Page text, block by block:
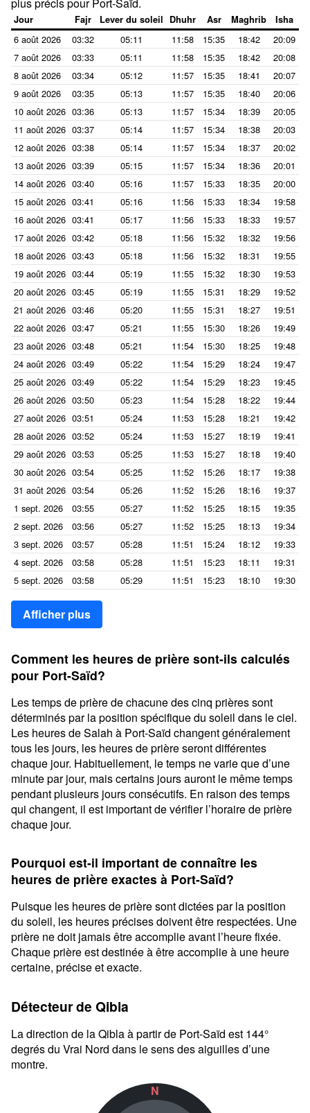
Jour Fajr Lever du soleil Dhuhr Asr Maghrib Isha
6 août 2026 03:32 05:11 11:58 15:35 18:42
20:09
7 août 2026
03:33 05:11 11:58 15:35 18:42
20:08
8 août 2026
03:34 05:12 11:57 15:35 18:41
20:07
9 août 2026
03:35 05:13 11:57 15:35 18:40
20:06
10 août 2026 03:36 05:13 11:57 15:34 18:39
20:05
11 août 2026 03:37 05:14 11:57 15:34 18:38
20:03
12 août 2026 03:38 05:14 11:57 15:34 18:37
20:02
13 août 2026 03:39 05:15 11:57 15:34 18:36
20:01
14 août 2026 03:40 05:16 11:57 15:33 18:35
20:00
15 août 2026 03:41 05:16 11:56 15:33 18:34
19:58
16 août 2026 03:41 05:17 11:56 15:33 18:33
19:57
17 août 2026 03:42 05:18 11:56 15:32 18:32
19:56
18 août 2026 03:43 05:18 11:56 15:32 18:31
19:55
19 août 2026 03:44 05:19 11:55 15:32 18:30
19:53
20 août 2026 03:45 05:19 11:55 15:31 18:29
19:52
21 août 2026 03:46 05:20 11:55 15:31 18:27
19:51
22 août 2026 03:47 05:21 11:55 15:30 18:26
19:49
23 août 2026 03:48 05:21 11:54 15:30 18:25
19:48
24 août 2026 03:49 05:22 11:54 15:29 18:24
19:47
25 août 2026 03:49 05:22 11:54 15:29 18:23
19:45
26 août 2026 03:50 05:23 11:54 15:28 18:22
19:44
27 août 2026 03:51 05:24 11:53 15:28 18:21
19:42
28 août 2026 03:52 05:24 11:53 15:27 18:19
19:41
29 août 2026 03:53 05:25 11:53 15:27 18:18
19:40
30 août 2026 03:54 05:25 11:52 15:26 18:17
19:38
31 août 2026 03:54 05:26 11:52 15:26 18:16
19:37
1 sept. 2026
03:55 05:27 11:52 15:25 18:15
19:35
2 sept. 2026
03:56 05:27 11:52 15:25 18:13
19:34
3 sept. 2026
03:57 05:28 11:51 15:24 18:12
19:33
4 sept. 2026
03:58 05:28 11:51 15:23 18:11
19:31
5 sept. 2026
03:58 05:29 11:51 15:23 18:10 19:30
Afficher plus
Comment les heures de prière sont-ils calculés
pour Port-Saïd?
Les temps de prière de chacune des cinq prières sont
déterminés par la position spécifique du soleil dans le ciel.
Les heures de Salah à Port-Saïd changent généralement
tous les jours, les heures de prière seront différentes
chaque jour. Habituellement, le temps ne varie que d’une
minute par jour, mais certains jours auront le même temps
pendant plusieurs jours consécutifs. En raison des temps
qui changent, il est important de vérifier l’horaire de prière
chaque jour.
Pourquoi est-il important de connaître les
heures de prière exactes à Port-Saïd?
Puisque les heures de prière sont dictées par la position
du soleil, les heures précises doivent être respectées. Une
prière ne doit jamais être accomplie avant l’heure fixée.
Chaque prière est destinée à être accomplie à une heure
certaine, précise et exacte.
Détecteur de Qibla
La direction de la Qibla à partir de Port-Saïd est 144°
degrés du Vrai Nord dans le sens des aiguilles d’une
montre.
N